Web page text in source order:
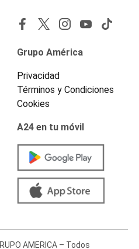
Grupo América
Privacidad
Términos y Condiciones
Cookies
A24 en tu móvil
AMERICA – Todos